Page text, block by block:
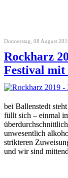
Donnerstag, 08 August
Rockharz
Festival
bei Ballenstedt
füllt sich – einmal
unwesentlich
strikteren
und wir sind